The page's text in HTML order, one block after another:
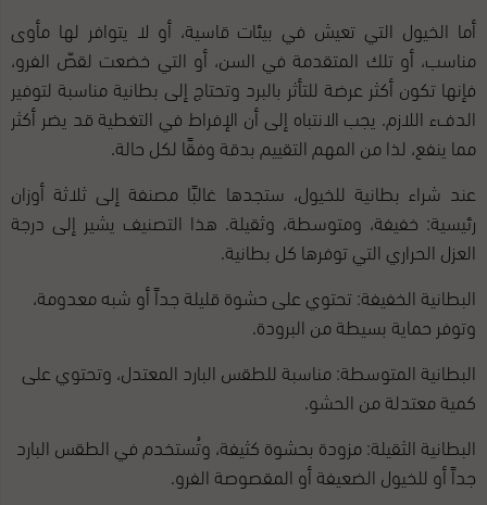
أما الخيول التي تعيش في بيئات قاسية، أو لا يتوافر لها مأوى
مناسب، أو تلك المتقدمة في السن، أو التي خضعت لقصّ الفرو،
فإنها تكون أكثر عرضة للتأثر بالبرد وتحتاج إلى بطانية مناسبة لتوفير
الدفء اللازم. يجب الانتباه إلى أن الإفراط في التغطية قد يضر أكثر
مما ينفع، لذا من المهم التقييم بدقة وفقًا لكل حالة.
عند شراء بطانية للخيول، ستجدها غالبًا مصنفة إلى ثلاثة أوزان
رئيسية: خفيفة، ومتوسطة، وثقيلة. هذا التصنيف يشير إلى درجة
العزل الحراري التي توفرها كل بطانية.
البطانية الخفيفة: تحتوي على حشوة قليلة جداً أو شبه معدومة،
وتوفر حماية بسيطة من البرودة.
البطانية المتوسطة: مناسبة للطقس البارد المعتدل، وتحتوي على
كمية معتدلة من الحشو.
البطانية الثقيلة: مزودة بحشوة كثيفة، وتُستخدم في الطقس البارد
جداً أو للخيول الضعيفة أو المقصوصة الفرو.